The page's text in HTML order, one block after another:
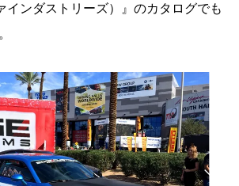
インダストリーズ）』のカタログでも